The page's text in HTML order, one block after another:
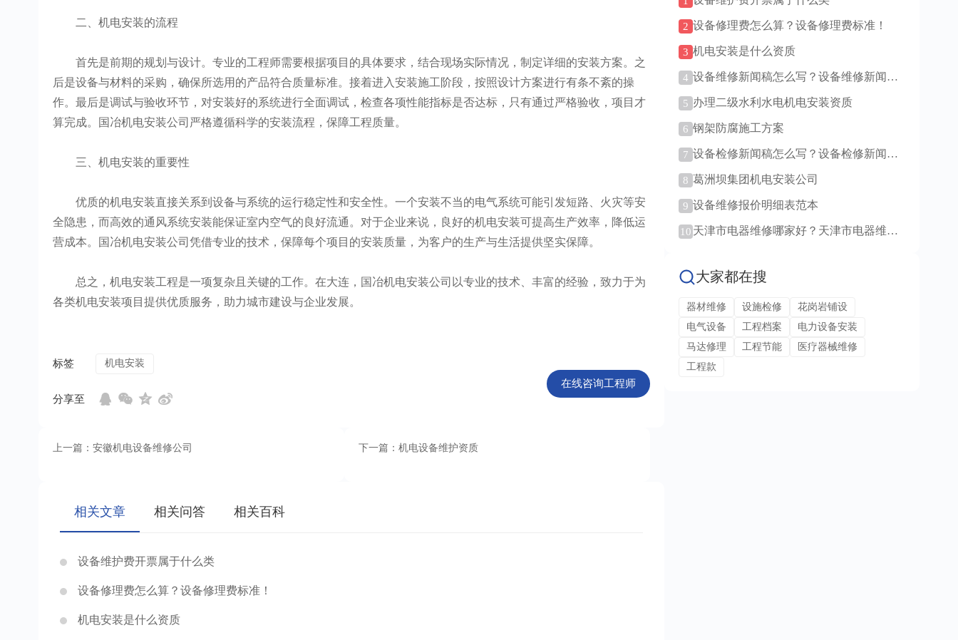
二、机电安装的流程
首先是前期的规划与设计。专业的工程师需要根据项目的具体要求，结合现场实际情况，制定详细的安装方案。之
后是设备与材料的采购，确保所选用的产品符合质量标准。接着进入安装施工阶段，按照设计方案进行有条不紊的操
作。最后是调试与验收环节，对安装好的系统进行全面调试，检查各项性能指标是否达标，只有通过严格验收，项目才
算完成。国冶机电安装公司严格遵循科学的安装流程，保障工程质量。
三、机电安装的重要性
优质的机电安装直接关系到设备与系统的运行稳定性和安全性。一个安装不当的电气系统可能引发短路、火灾等安
全隐患，而高效的通风系统安装能保证室内空气的良好流通。对于企业来说，良好的机电安装可提高生产效率，降低运
营成本。国冶机电安装公司凭借专业的技术，保障每个项目的安装质量，为客户的生产与生活提供坚实保障。
总之，机电安装工程是一项复杂且关键的工作。在大连，国冶机电安装公司以专业的技术、丰富的经验，致力于为
各类机电安装项目提供优质服务，助力城市建设与企业发展。
标签 机电安装
分享至
在线咨询工程师
上一篇：安徽机电设备维修公司 下一篇：机电设备维护资质
相关文章 相关问答 相关百科
设备维护费开票属于什么类
设备修理费怎么算？设备修理费标准！
机电安装是什么资质
2 设备修理费怎么算？设备修理费标准！
3 机电安装是什么资质
4 设备维修新闻稿怎么写？设备维修新闻稿
5 办理二级水利水电机电安装资质
6 钢架防腐施工方案
7 设备检修新闻稿怎么写？设备检修新闻稿
8 葛洲坝集团机电安装公司
9 设备维修报价明细表范本
10 天津市电器维修哪家好？天津市电器维修
大家都在搜
器材维修 设施检修
花岗岩铺设
电气设备
工程档案
电力设备安装
马达修理
工程节能
医疗器械维修
工程款